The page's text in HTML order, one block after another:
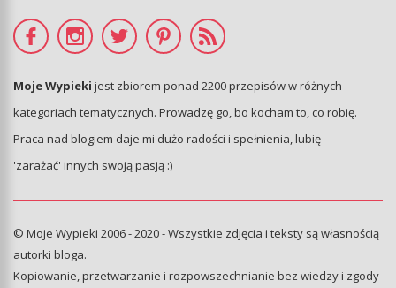
Moje Wypieki jest zbiorem ponad 2200 przepisów w różnych
kategoriach tematycznych. Prowadzę go, bo kocham to, co robię.
Praca nad blogiem daje mi dużo radości i spełnienia, lubię
'zarażać' innych swoją pasją :)
© Moje Wypieki 2006 - 2020 - Wszystkie zdjęcia i teksty są własnością
autorki bloga.
Kopiowanie, przetwarzanie i rozpowszechnianie bez wiedzy i zgody